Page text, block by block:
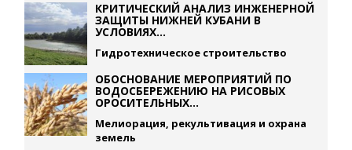
КРИТИЧЕСКИЙ АНАЛИЗ ИНЖЕНЕРНОЙ
ЗАЩИТЫ НИЖНЕЙ КУБАНИ В
УСЛОВИЯХ...
Гидротехническое строительство
ОБОСНОВАНИЕ МЕРОПРИЯТИЙ ПО
ВОДОСБЕРЕЖЕНИЮ НА РИСОВЫХ
ОРОСИТЕЛЬНЫХ...
Мелиорация, рекультивация и охрана
земель